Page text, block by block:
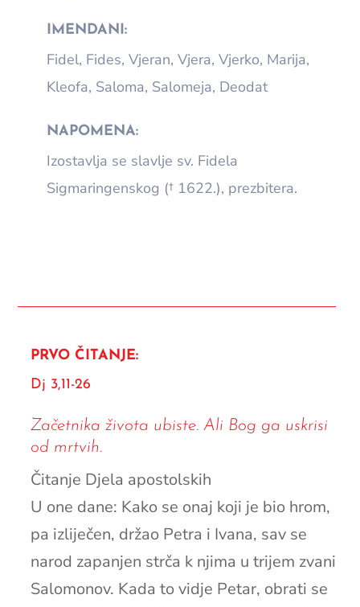
IMENDANI:
Fidel, Fides, Vjeran, Vjera, Vjerko, Marija,
Kleofa, Saloma, Salomeja, Deodat
NAPOMENA:
Izostavlja se slavlje sv. Fidela
Sigmaringenskog († 1622.), prezbitera.
PRVO ČITANJE:
Dj 3,11-26
Začetnika života ubiste. Ali Bog ga uskrisi
od mrtvih.
Čitanje Djela apostolskih
U one dane: Kako se onaj koji je bio hrom,
pa izliječen, držao Petra i Ivana, sav se
narod zapanjen strča k njima u trijem zvani
Salomonov. Kada to vidje Petar, obrati se